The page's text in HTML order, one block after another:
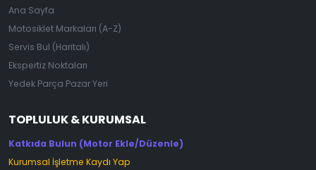
Ana Sayfa
Motosiklet Markaları (A-Z)
Servis Bul (Haritalı)
Ekspertiz Noktaları
Yedek Parça Pazar Yeri
TOPLULUK & KURUMSAL
Katkıda Bulun (Motor Ekle/Düzenle)
Kurumsal İşletme Kaydı Yap